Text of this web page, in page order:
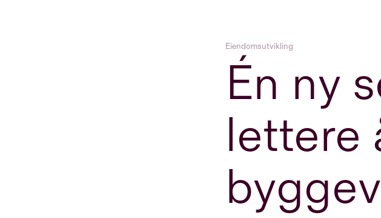
Eiendomsutvikling
Én ny
lettere